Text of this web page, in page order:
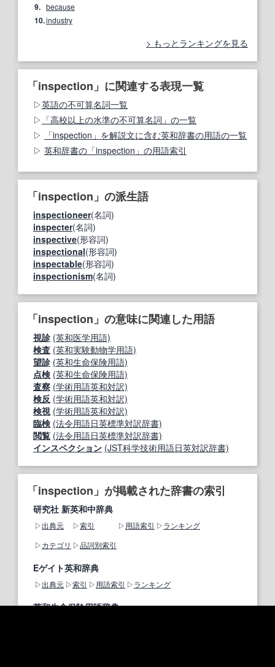
9. because
10.industry
もっとランキングを見る
「inspection」に関連する表現一覧
英語の不可算名詞一覧
「高校以上の水準の不可算名詞」の一覧
「inspection」を解説文に含む英和辞書の用語の一覧
英和辞書の「inspection」の用語索引
「inspection」の派生語
inspectioneer(名詞)
inspecter(名詞)
inspective(形容詞)
inspectional(形容詞)
inspectable(形容詞)
inspectionism(名詞)
「inspection」の意味に関連した用語
視診 (英和医学用語)
検査 (英和実験動物学用語)
望診 (英和生命保険用語)
点検 (英和生命保険用語)
査察 (学術用語英和対訳)
検反 (学術用語英和対訳)
検視 (学術用語英和対訳)
臨検 (法令用語日英標準対訳辞書)
閲覧 (法令用語日英標準対訳辞書)
インスペクション (JST科学技術用語日英対訳辞書)
「inspection」が掲載された辞書の索引
研究社 新英和中辞典
出典元 索引 用語索引
ランキング
カテゴリ
品詞別索引
Eゲイト英和辞典
出典元 索引 用語索引 ランキング
英和生命保険用語辞典